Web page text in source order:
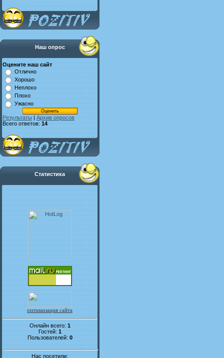
Наш опрос
Оцените наш сайт
Отлично
Хорошо
Неплохо
Плохо
Ужасно
Результаты | Архив опросов
Всего ответов: 14
Статистика
оптимизация сайта
Онлайн всего: 1
Гостей: 1
Пользователей: 0
Нас посетили: